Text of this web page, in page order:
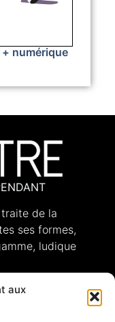
aux
numérique
de la
ses formes,
ludique